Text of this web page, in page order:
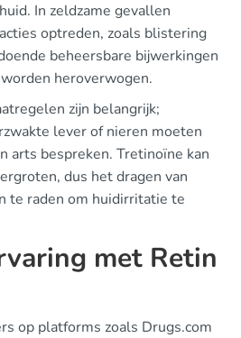
In zeldzame gevallen
optreden, zoals blistering
beheersbare bijwerkingen
heroverwogen.
zijn belangrijk;
lever of nieren moeten
arts bespreken. Tretinoïne kan
dus het dragen van
te raden om huidirritatie te
met Retin
op platforms zoals Drugs.com